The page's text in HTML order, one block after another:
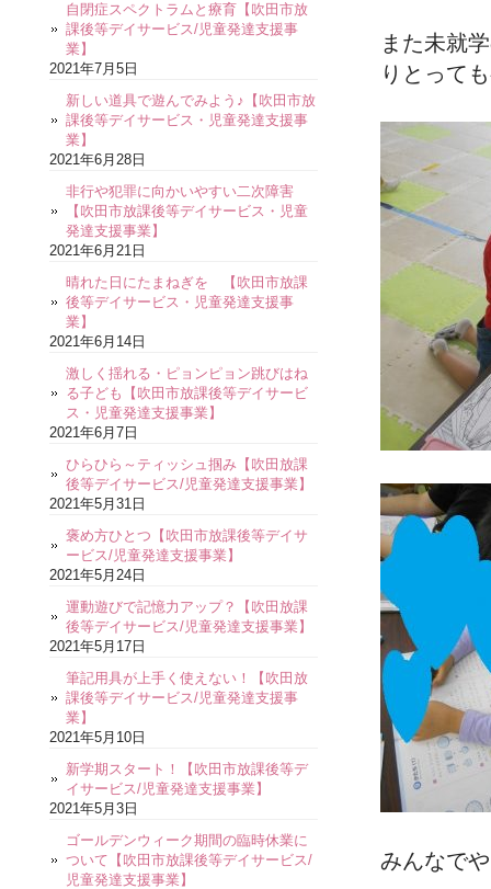
また未就
りとって
みんなで
自閉症スペクトラムと療育【吹田市放
課後等デイサービス/児童発達支援事
業】
2021年7月5日
新しい道具で遊んでみよう♪【吹田市放
課後等デイサービス・児童発達支援事
業】
2021年6月28日
非行や犯罪に向かいやすい二次障害
【吹田市放課後等デイサービス・児童
発達支援事業】
2021年6月21日
晴れた日にたまねぎを 【吹田市放課
後等デイサービス・児童発達支援事
業】
2021年6月14日
激しく揺れる・ピョンピョン跳びはね
る子ども【吹田市放課後等デイサービ
ス・児童発達支援事業】
2021年6月7日
ひらひら～ティッシュ掴み【吹田放課
後等デイサービス/児童発達支援事業】
2021年5月31日
褒め方ひとつ【吹田市放課後等デイサ
ービス/児童発達支援事業】
2021年5月24日
運動遊びで記憶力アップ？【吹田放課
後等デイサービス/児童発達支援事業】
2021年5月17日
筆記用具が上手く使えない！【吹田放
課後等デイサービス/児童発達支援事
業】
2021年5月10日
新学期スタート！【吹田市放課後等デ
イサービス/児童発達支援事業】
2021年5月3日
ゴールデンウィーク期間の臨時休業に
ついて【吹田市放課後等デイサービス/
児童発達支援事業】